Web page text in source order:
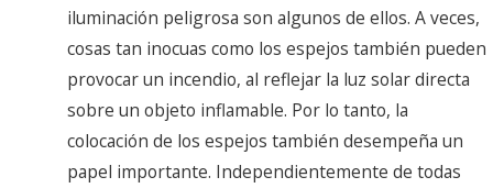
iluminación peligrosa son algunos de ellos. A veces,
cosas tan inocuas como los espejos también pueden
provocar un incendio, al reflejar la luz solar directa
sobre un objeto inflamable. Por lo tanto, la
colocación de los espejos también desempeña un
papel importante. Independientemente de todas